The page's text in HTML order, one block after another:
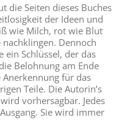
die Seiten dieses Buches
der Ideen und
wie Milch, rot wie Blut
Dennoch
ein Schlüssel, der das
Belohnung am Ende
für das
Teile. Die Autorin’s
vorhersagbar. Jedes
Sie wird immer